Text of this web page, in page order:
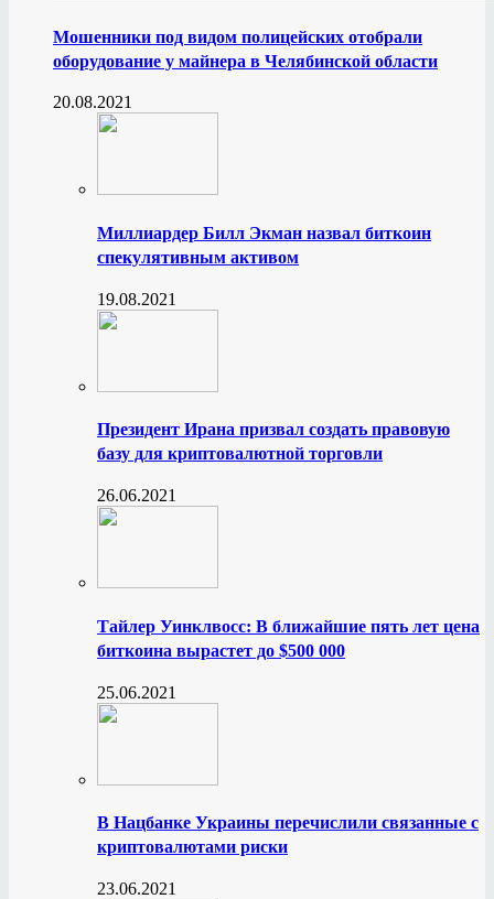
Мошенники под видом полицейских отобрали
оборудование у майнера в Челябинской области
20.08.2021
Миллиардер Билл Экман назвал биткоин
спекулятивным активом
19.08.2021
Президент Ирана призвал создать правовую
базу для криптовалютной торговли
26.06.2021
Тайлер Уинклвосс: В ближайшие пять лет цена
биткоина вырастет до $500 000
25.06.2021
В Нацбанке Украины перечислили связанные с
криптовалютами риски
23.06.2021